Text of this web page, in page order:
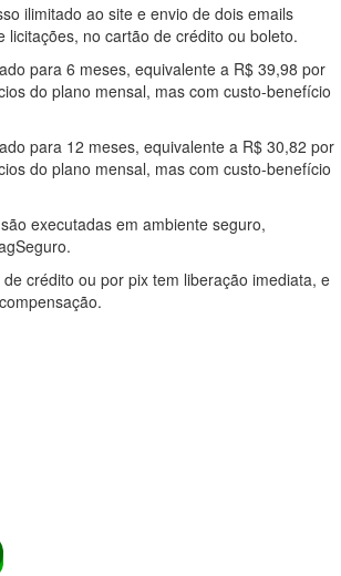
ilimitado ao site e envio de dois emails
licitações, no cartão de crédito ou boleto.
para 6 meses, equivalente a R$ 39,98 por
do plano mensal, mas com custo-benefício
para 12 meses, equivalente a R$ 30,82 por
do plano mensal, mas com custo-benefício
executadas em ambiente seguro,
crédito ou por pix tem liberação imediata, e